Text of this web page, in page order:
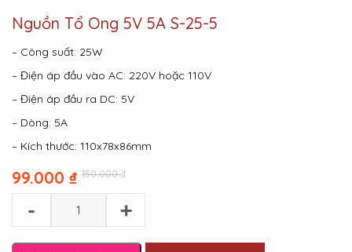
Nguồn Tổ Ong 5V 5A S-25-5
– Công suất: 25W
– Điện áp đầu vào AC: 220V hoặc 110V
– Điện áp đầu ra DC: 5V
– Dòng: 5A
– Kích thước: 110x78x86mm
150.000₫Original
was:
150.000 ₫.
99.000 ₫
Current
is:
99.000 ₫.
- +